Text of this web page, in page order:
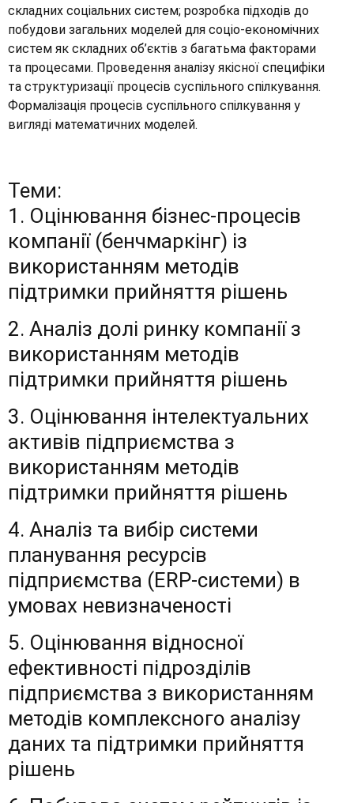
складних соціальних систем; розробка підходів до
побудови загальних моделей для соціо-економічних
систем як складних об’єктів з багатьма факторами
та процесами. Проведення аналізу якісної специфіки
та структуризації процесів суспільного спілкування.
Формалізація процесів суспільного спілкування у
вигляді математичних моделей.
Теми:
1. Оцінювання бізнес-процесів
компанії (бенчмаркінг) із
використанням методів
підтримки прийняття рішень
2. Аналіз долі ринку компанії з
використанням методів
підтримки прийняття рішень
3. Оцінювання інтелектуальних
активів підприємства з
використанням методів
підтримки прийняття рішень
4. Аналіз та вибір системи
планування ресурсів
підприємства (ERP-системи) в
умовах невизначеності
5. Оцінювання відносної
ефективності підрозділів
підприємства з використанням
методів комплексного аналізу
даних та підтримки прийняття
рішень